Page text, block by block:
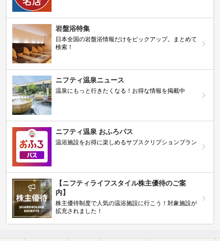
岩盤浴特集
日本全国の岩盤浴情報だけをピックアップ。まとめて
検索！
ニフティ温泉ニュース
温泉にもっと行きたくなる！お得な情報を掲載中
ニフティ温泉 おふろパス
温浴施設をお得に楽しめるサブスクリプションプラン
【ニフティライフスタイル株主優待のご案
内】
株主優待制度で人気の温浴施設に行こう！対象施設が
拡充されました！